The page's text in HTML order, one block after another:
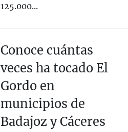
125.000...
Conoce cuántas
veces ha tocado El
Gordo en
municipios de
Badajoz y Cáceres